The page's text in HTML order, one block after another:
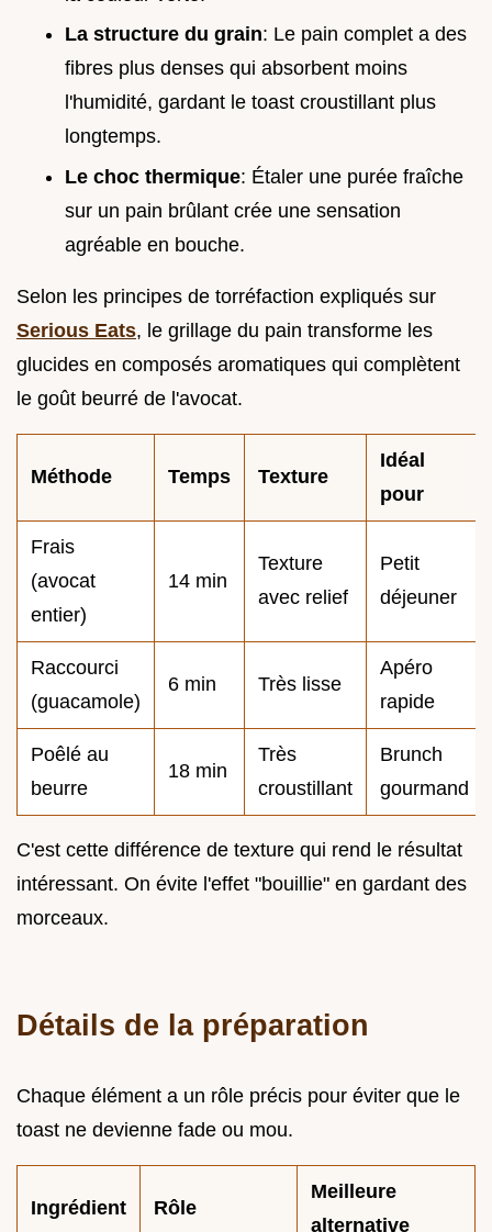
La structure du grain: Le pain complet a des
fibres plus denses qui absorbent moins
l'humidité, gardant le toast croustillant plus
longtemps.
Le choc thermique: Étaler une purée fraîche
sur un pain brûlant crée une sensation
agréable en bouche.
Selon les principes de torréfaction expliqués sur
Serious Eats, le grillage du pain transforme les
glucides en composés aromatiques qui complètent
le goût beurré de l'avocat.
Méthode Temps Texture
Idéal
pour
Frais
(avocat
entier)
14 min
Texture
avec relief
Petit
déjeuner
Raccourci
(guacamole)
6 min Très lisse
Apéro
rapide
Poêlé au
beurre
18 min
Très
croustillant
Brunch
gourmand
C'est cette différence de texture qui rend le résultat
intéressant. On évite l'effet "bouillie" en gardant des
morceaux.
Détails de la préparation
Chaque élément a un rôle précis pour éviter que le
toast ne devienne fade ou mou.
Ingrédient Rôle
Meilleure
alternative